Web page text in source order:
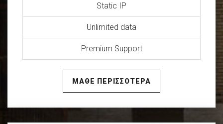
Static IP
Unlimited data
Premium Support
ΜΑΘΕ ΠΕΡΙΣΣΟΤΕΡΑ